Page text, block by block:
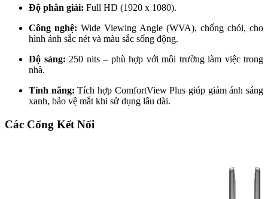
Độ phân giải: Full HD (1920 x 1080).
Công nghệ: Wide Viewing Angle (WVA), chống chói, cho
hình ảnh sắc nét và màu sắc sống động.
Độ sáng: 250 nits – phù hợp với môi trường làm việc trong
nhà.
Tính năng: Tích hợp ComfortView Plus giúp giảm ánh sáng
xanh, bảo vệ mắt khi sử dụng lâu dài.
Các Cổng Kết Nối